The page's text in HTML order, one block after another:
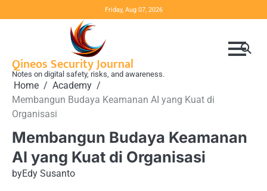
to
Friday, Aug 07, 2026
Qineos Security Journal
Notes on digital safety, risks, and awareness.
Home
Academy
Membangun Budaya Keamanan AI yang Kuat di
Organisasi
Membangun Budaya Keamanan
AI yang Kuat di Organisasi
byEdy Susanto